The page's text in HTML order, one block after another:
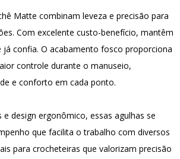
Matte combinam leveza e precisão para
Com excelente custo-benefício, mantêm
já confia. O acabamento fosco proporciona
controle durante o manuseio,
e conforto em cada ponto.
design ergonômico, essas agulhas se
que facilita o trabalho com diversos
para crocheteiras que valorizam precisão